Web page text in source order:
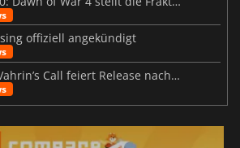
offiziell angekündigt
Forsaken Realms: Vahrin’s Call feiert Release nach 10 Jahren